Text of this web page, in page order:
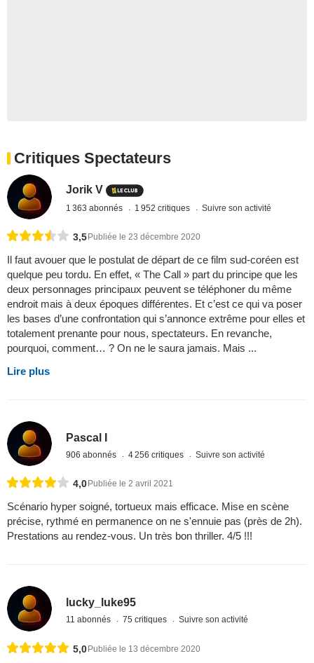
Critiques Spectateurs
Jorik V
1 363 abonnés 1 952 critiques Suivre son activité
3,5 Publiée le 23 décembre 2020
Il faut avouer que le postulat de départ de ce film sud-coréen est
quelque peu tordu. En effet, « The Call » part du principe que les
deux personnages principaux peuvent se téléphoner du même
endroit mais à deux époques différentes. Et c’est ce qui va poser
les bases d’une confrontation qui s’annonce extrême pour elles et
totalement prenante pour nous, spectateurs. En revanche,
pourquoi, comment… ? On ne le saura jamais. Mais ...
Lire plus
Pascal I
906 abonnés 4 256 critiques Suivre son activité
4,0 Publiée le 2 avril 2021
Scénario hyper soigné, tortueux mais efficace. Mise en scène
précise, rythmé en permanence on ne s'ennuie pas (près de 2h).
Prestations au rendez-vous. Un très bon thriller. 4/5 !!!
lucky_luke95
11 abonnés 75 critiques Suivre son activité
5,0Publiée le 13 décembre 2020